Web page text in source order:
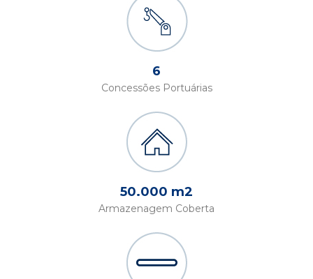
6
Concessões Portuárias
50.000 m2
Armazenagem Coberta